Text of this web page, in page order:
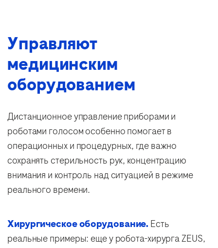
Управляют
медицинским
оборудованием
Дистанционное управление приборами и
роботами голосом особенно помогает в
операционных и процедурных, где важно
сохранять стерильность рук, концентрацию
внимания и контроль над ситуацией в режиме
реального времени.
Хирургическое оборудование.Есть
реальные примеры: еще у робота-хирурга ZEUS,